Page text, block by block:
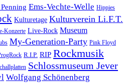
Ems-Vechte-Welle Hippies
Kulturetage Kulturverein Li.F.T.
Konzerte Live-Rock Museum
My-Generation-Party Pink Floyd
R.I.P. RIP Rockmusik
Schlossmuseum Jever
Wolfgang Schönenberg